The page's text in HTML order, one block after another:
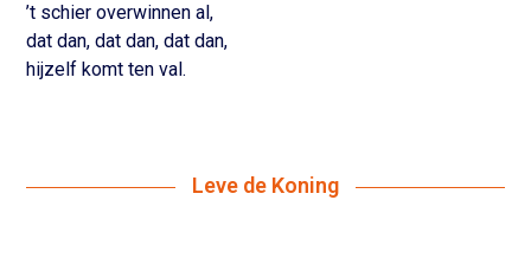
’t schier overwinnen al,
dat dan, dat dan, dat dan,
hijzelf komt ten val.
Leve de Koning